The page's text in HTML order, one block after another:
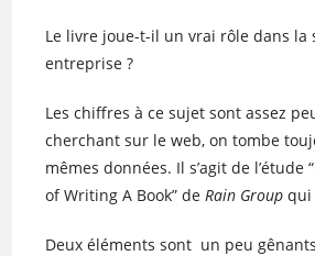
Le livre joue-t-il un vrai rôle dans la
entreprise ?
Les chiffres à ce sujet sont assez
cherchant sur le web, on tombe
mêmes données. Il s’agit de l’étude
of Writing A Book” deRain Group qui
Deux éléments sont un peu